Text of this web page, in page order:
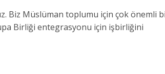
Biz Müslüman toplumu için çok önemli
Birliği entegrasyonu için işbirliğini